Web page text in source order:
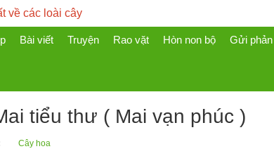
về các loài cây
Bài viết Truyện Rao vặt Hòn non bộ Gửi
tiểu thư ( Mai vạn phúc )
Cây hoa